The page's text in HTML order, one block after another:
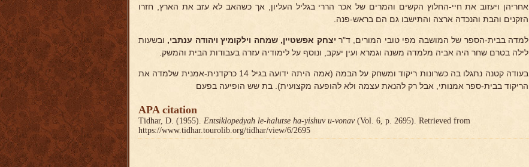
אחריהן ויעזוב את חיי-החלוץ הקשים והמרים של אכר הררי בגליל העליון, אך כשהאב לא עזב את הארץ, חזרו
הזקנים והבת והנכדה ארצה והתישבו גם הם בראש-פנה.
למדה בבית-הספר של המושבה מפי טובי המורים, ד"ריצחק אפשטיין, שמחה וילקומיץ ויהודה ענתבי, ובשעות
לילה בטרם שחר היה אביה מלמדה משנה וגמרא ועין יעקב, ונוסף על לימודיה עזרה בעבודות הבית והמשק.
בעודה קטנה נתגלו בה כשרונות ריקוד ומשחק על הבמה (אמה היתה ידועה בגיל 14 כרקדנית-אמנית שלמדה את
הריקוד בבית-ספר אמנותי, אבל רק להנאת עצמה ולא להופעה מקצועית). בת שש הופיעה בפעם
APA citation
Tidhar, D. (1955). Entsiklopedyah le-halutse ha-yishuv u-vonav(Vol. 6, p. 2695). Retrieved from
https://www.tidhar.tourolib.org/tidhar/view/6/2695